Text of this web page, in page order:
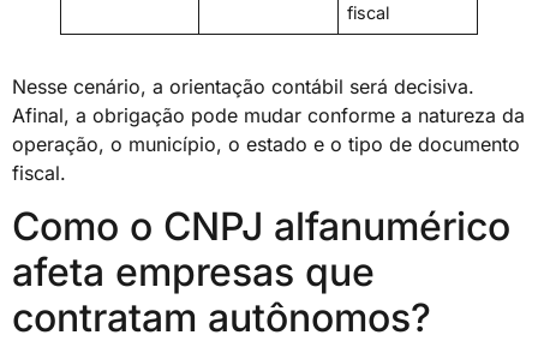
fiscal
Nesse cenário, a orientação contábil será decisiva.
Afinal, a obrigação pode mudar conforme a natureza da
operação, o município, o estado e o tipo de documento
fiscal.
Como o CNPJ alfanumérico
afeta empresas que
contratam autônomos?